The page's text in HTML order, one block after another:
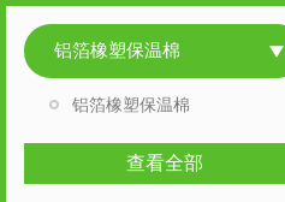
铝箔橡塑保温棉
铝箔橡塑保温棉
查看全部